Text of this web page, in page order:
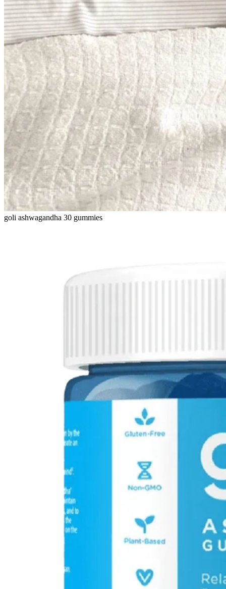
goli ashwagandha 30 gummies